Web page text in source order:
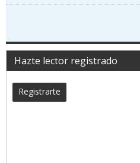
Hazte lector registrado
Registrarte